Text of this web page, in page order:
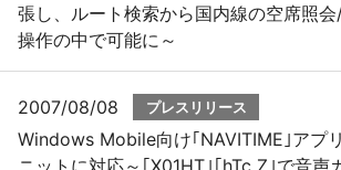
張し、ルート検索から国内線の空席照
操作の中で可能に～
2007/08/08 プレスリリース
Windows Mobile向け｢NAVITIME｣アプ
ニットに対応～｢X01HT｣｢hTc Z｣で音声